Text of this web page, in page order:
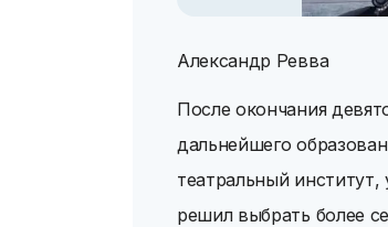
Александр Ревва
После окончания
дальнейшего
театральный
решил выбрать более